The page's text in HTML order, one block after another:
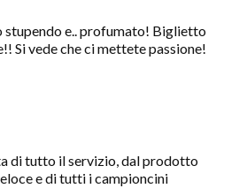
stupendo e.. profumato! Biglietto
Si vede che ci mettete passione!
di tutto il servizio, dal prodotto
e di tutti i campioncini